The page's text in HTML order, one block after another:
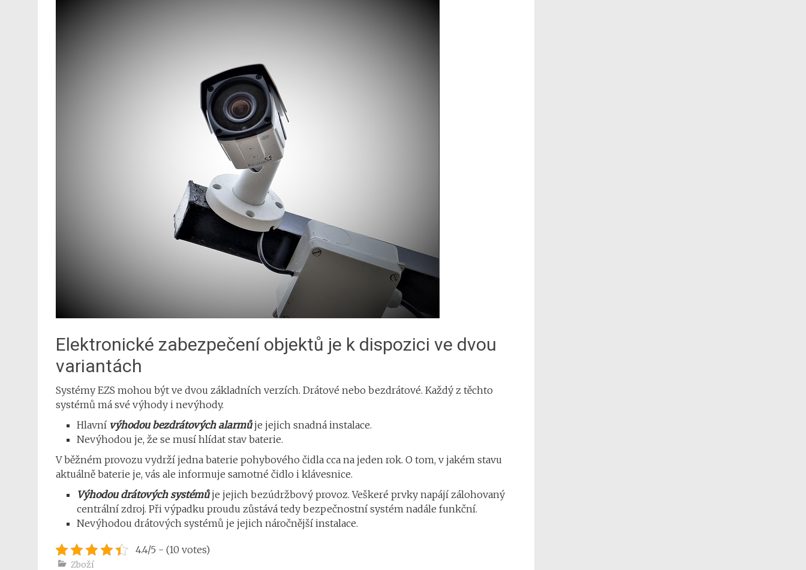
Elektronické zabezpečení objektů je k dispozici ve dvou
variantách
Systémy EZS mohou být ve dvou základních verzích. Drátové nebo bezdrátové. Každý z těchto
systémů má své výhody i nevýhody.
Hlavní výhodou bezdrátových alarmůje jejich snadná instalace.
Nevýhodou je, že se musí hlídat stav baterie.
V běžném provozu vydrží jedna baterie pohybového čidla cca na jeden rok. O tom, v jakém stavu
aktuálně baterie je, vás ale informuje samotné čidlo i klávesnice.
Výhodou drátových systémůje jejich bezúdržbový provoz. Veškeré prvky napájí zálohovaný
centrální zdroj. Při výpadku proudu zůstává tedy bezpečnostní systém nadále funkční.
Nevýhodou drátových systémů je jejich náročnější instalace.
4.4/5 - (10 votes)
Zboží